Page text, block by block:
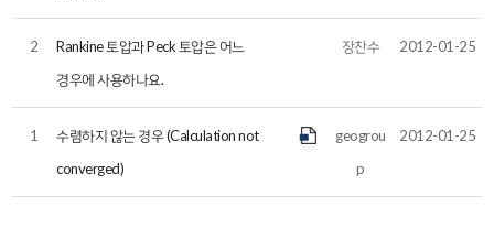
2
Rankine 토압과 Peck 토압은 어느
경우에 사용하나요.
장찬수 2012-01-25
1
수렴하지 않는 경우 (Calculation not
converged)
geogrou
p
2012-01-25